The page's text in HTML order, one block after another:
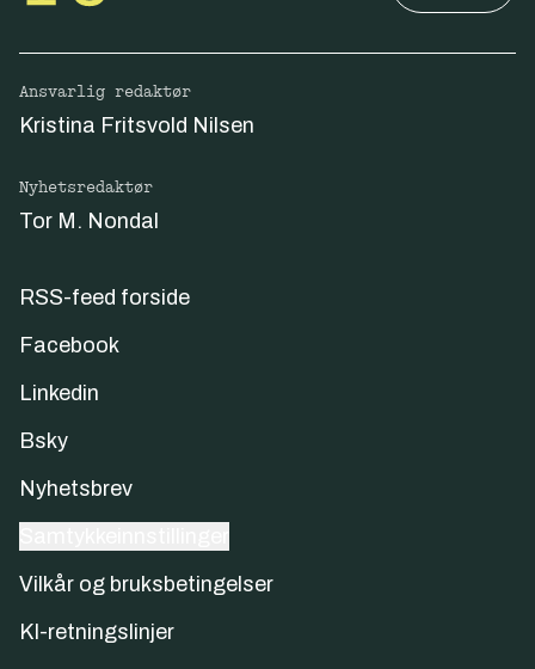
Ansvarlig redaktør
Kristina Fritsvold Nilsen
Nyhetsredaktør
Tor M. Nondal
RSS-feed forside
Facebook
Linkedin
Bsky
Nyhetsbrev
Vilkår og bruksbetingelser
KI-retningslinjer